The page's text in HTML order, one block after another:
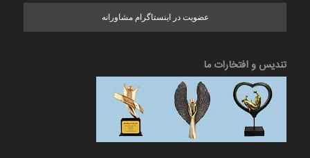
عضویت در اینستاگرام مشاورانه
تندیس و افتخارات ما